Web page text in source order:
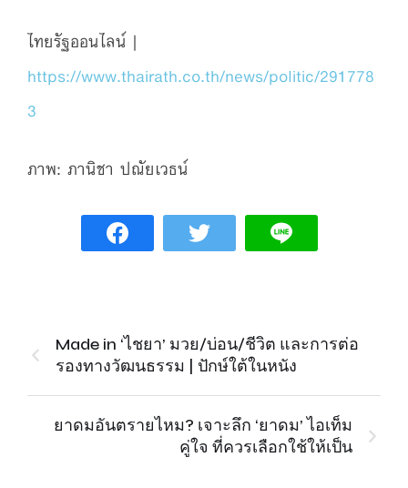
ไทยรัฐออนไลน์ |
https://www.thairath.co.th/news/politic/291778
3
ภาพ: ภานิชา ปณัยเวธน์
Made in ‘ไชยา’ มวย/บ่อน/ชีวิต และการต่อ
รองทางวัฒนธรรม | ปักษ์ใต้ในหนัง
ยาดมอันตรายไหม? เจาะลึก ‘ยาดม’ ไอเท็ม
คู่ใจ ที่ควรเลือกใช้ให้เป็น